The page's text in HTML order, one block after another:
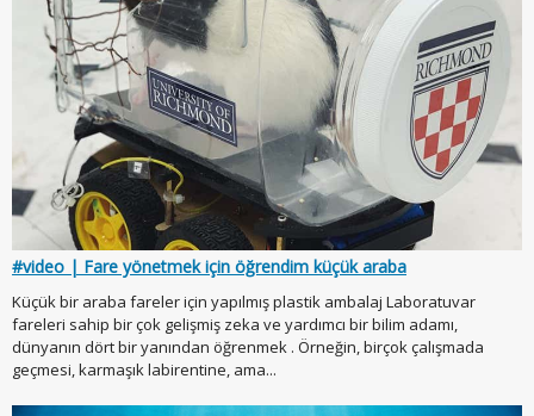
#video | Fare yönetmek için öğrendim küçük araba
Küçük bir araba fareler için yapılmış plastik ambalaj Laboratuvar
fareleri sahip bir çok gelişmiş zeka ve yardımcı bir bilim adamı,
dünyanın dört bir yanından öğrenmek . Örneğin, birçok çalışmada
geçmesi, karmaşık labirentine, ama...